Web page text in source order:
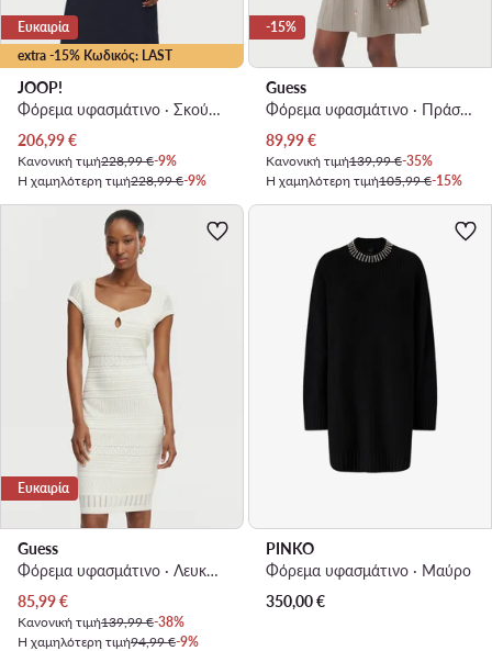
extra -15% Κωδικός: LAST
Ευκαιρία
JOOP!
Φόρεμα υφασμάτινο · Σκούρο μπλε · Midi
Τρέχουσα τιμή
206,99€
Κανονική τιμή228,99 €-9%
Η χαμηλότερη τιμή228,99 €-9%
-15%
Guess
Φόρεμα υφασμάτινο · Πράσινο · Mini
Τρέχουσα τιμή
89,99€
Κανονική τιμή139,99 €-35%
Η χαμηλότερη τιμή105,99 €-15%
Ευκαιρία
Guess
Φόρεμα υφασμάτινο · Λευκό · Mini
Τρέχουσα τιμή
85,99€
Κανονική τιμή139,99 €-38%
Η χαμηλότερη τιμή94,99 €-9%
PINKO
Φόρεμα υφασμάτινο · Μαύρο
350,00€